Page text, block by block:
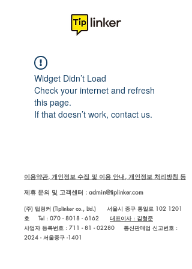
Widget Didn’t Load
Check your internet and refresh
this page.
If that doesn’t work, contact us.
이용약관, 개인정보 수집 및 이용 안내, 개인정보 처리방침 등
제휴 문의 및 고객센터 : admin@tiplinker.com
(주) 팁링커 (Tiplinker co., Ltd.) 서울시 중구 통일로 102 1201
호 Tel : 070 - 8018 - 6162 대표이사 : 김형준
사업자 등록번호 : 711 - 81 - 02280 통신판매업 신고번호 :
2024 - 서울중구 -1401